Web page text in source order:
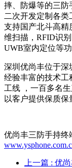
摔、防爆等的三防
二次开发定制各
支持国产北斗高精
维扫描，RFID识
UWB室内定位等功
深圳优尚丰位于深
经验丰富的技术工
工线 ，一百多名
以客户提供保质保
优尚丰三防手持终
上一篇 : 优